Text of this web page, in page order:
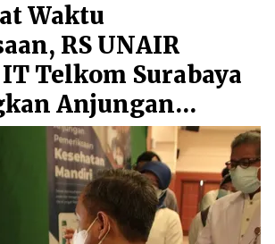
Waktu
RS UNAIR
Telkom Surabaya
Anjungan
Kesehatan